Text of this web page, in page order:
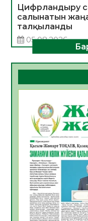
Цифрландыру
салынатын
талқыланды
05.08.2026
құралдарының
05.08.2026
Құрылтай үшін
05.08.2026
ӘРБІР ДАУЫС
ҚОСЫЛҒАН
05.08.2026
ҚҰРЫЛТАЙ
05.08.2026